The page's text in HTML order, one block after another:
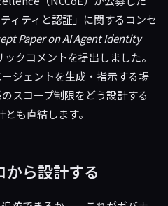
ィティと認証」に関するコンセ
Paper on AI Agent Identity
クコメントを提出しました。
ジェントを生成・指示する場
スコープ制限をどう設計する
も直結します。
ら設計する